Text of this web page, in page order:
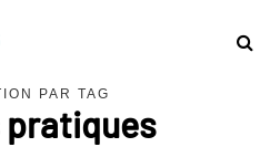
PAR TAG
pratiques